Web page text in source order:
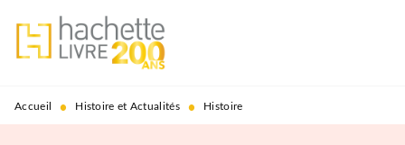
MENU RECHERCHE
PIED DE PAGE
Accueil • Histoire et Actualités • Histoire